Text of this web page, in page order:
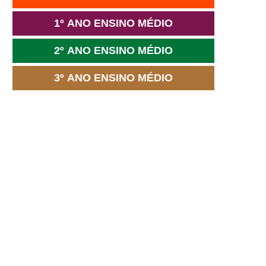
1º ANO ENSINO MÉDIO
2º ANO ENSINO MÉDIO
3º ANO ENSINO MÉDIO